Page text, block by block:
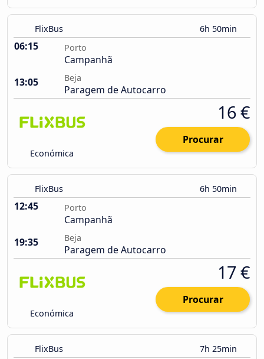
FlixBus 6h 50min
06:15 Porto
Campanhã
13:05
Beja
Paragem de Autocarro
Económica
16 €
Procurar
FlixBus 6h 50min
12:45 Porto
Campanhã
19:35
Beja
Paragem de Autocarro
Económica
17 €
Procurar
FlixBus 7h 25min